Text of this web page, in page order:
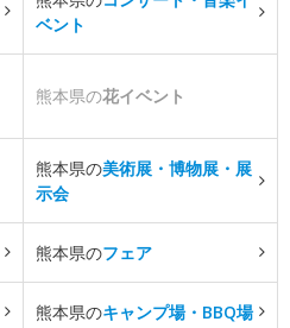
ベント
熊本県の花イベント
熊本県の美術展・博物展・展
示会
熊本県のフェア
熊本県のキャンプ場・BBQ場